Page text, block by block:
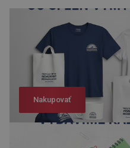
Nakupovať